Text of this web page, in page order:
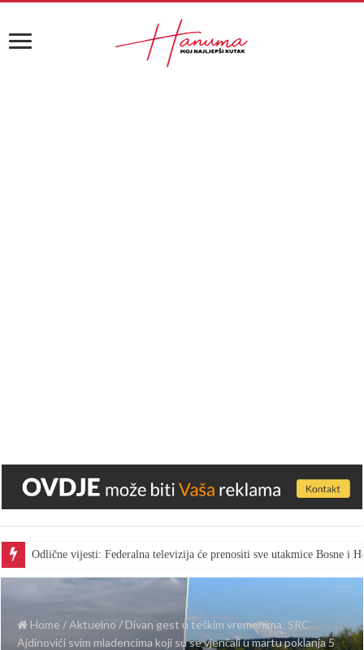
Odlične vijesti: Federalna televizija će prenositi sve utakmice Bosne i
Home /Aktuelno / Divan gest u teškim vremenima: SRC
Ajdinovići svim mladencima koji su se vjenčali u martu poklanja 5